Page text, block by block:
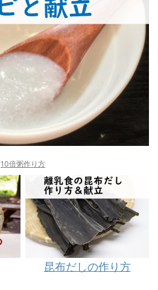
10倍粥作り方
昆布だしの作り方